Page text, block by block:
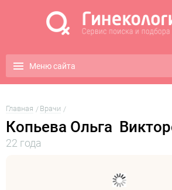
Меню сайта
Главная Врачи
Копьева Ольга
22 года